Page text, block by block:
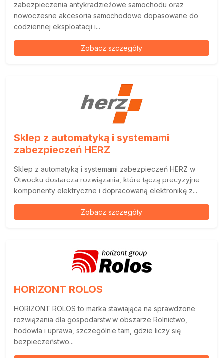
zabezpieczenia antykradzieżowe samochodu oraz
nowoczesne akcesoria samochodowe dopasowane do
codziennej eksploatacji i...
Zobacz szczegóły
Sklep z automatyką i systemami
zabezpieczeń HERZ
Sklep z automatyką i systemami zabezpieczeń HERZ w
Otwocku dostarcza rozwiązania, które łączą precyzyjne
komponenty elektryczne i dopracowaną elektronikę z...
Zobacz szczegóły
HORIZONT ROLOS
HORIZONT ROLOS to marka stawiająca na sprawdzone
rozwiązania dla gospodarstw w obszarze Rolnictwo,
hodowla i uprawa, szczególnie tam, gdzie liczy się
bezpieczeństwo...